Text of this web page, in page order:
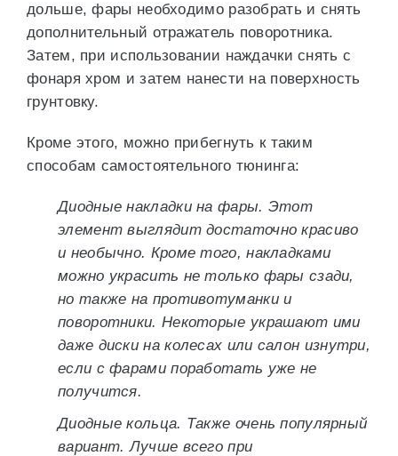
дольше, фары необходимо разобрать и снять
дополнительный отражатель поворотника.
Затем, при использовании наждачки снять с
фонаря хром и затем нанести на поверхность
грунтовку.
Кроме этого, можно прибегнуть к таким
способам самостоятельного тюнинга:
Диодные накладки на фары. Этот
элемент выглядит достаточно красиво
и необычно. Кроме того, накладками
можно украсить не только фары сзади,
но также на противотуманки и
поворотники. Некоторые украшают ими
даже диски на колесах или салон изнутри,
если с фарами поработать уже не
получится.
Диодные кольца. Также очень популярный
вариант. Лучше всего при